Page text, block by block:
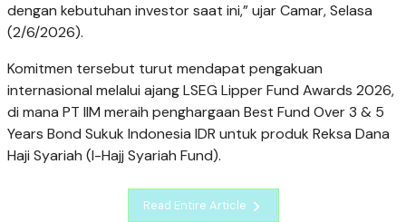
dengan kebutuhan investor saat ini,” ujar Camar, Selasa
(2/6/2026).
Komitmen tersebut turut mendapat pengakuan
internasional melalui ajang LSEG Lipper Fund Awards 2026,
di mana PT IIM meraih penghargaan Best Fund Over 3 & 5
Years Bond Sukuk Indonesia IDR untuk produk Reksa Dana
Haji Syariah (I-Hajj Syariah Fund).
Read Entire Article